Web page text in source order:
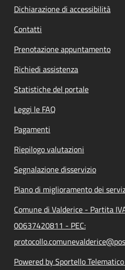
Dichiarazione di accessibilità
Contatti
Prenotazione appuntamento
Richiedi assistenza
Statistiche del portale
Leggi le FAQ
Pagamenti
Riepilogo valutazioni
Segnalazione disservizio
Piano di miglioramento dei
Comune di Valderice - Partita
00637420811 - PEC:
Powered by Sportello